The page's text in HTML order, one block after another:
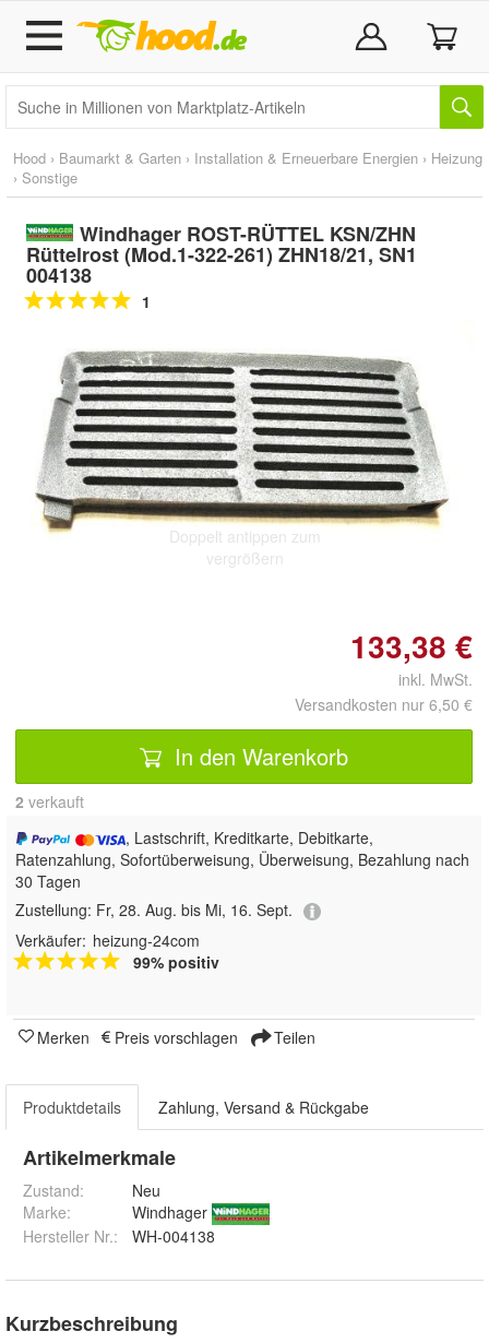
Hood › Baumarkt & Garten › Installation & Erneuerbare Energien › Heizung
› Sonstige
Windhager ROST-RÜTTEL KSN/ZHN
Rüttelrost (Mod.1-322-261) ZHN18/21, SN1
004138
1
Doppelt antippen zum
vergrößern
133,38 €
inkl. MwSt.
Versandkosten nur 6,50 €
In den Warenkorb
2 verkauft
, Lastschrift, Kreditkarte, Debitkarte,
Ratenzahlung, Sofortüberweisung, Überweisung, Bezahlung nach
30 Tagen
Zustellung: Fr, 28. Aug. bis Mi, 16. Sept.
Verkäufer: heizung-24com
99% positiv
Merken Preis vorschlagen Teilen
Produktdetails Zahlung, Versand & Rückgabe
Artikelmerkmale
Zustand:
Neu
Marke:
Windhager
Hersteller Nr.:
WH-004138
Kurzbeschreibung